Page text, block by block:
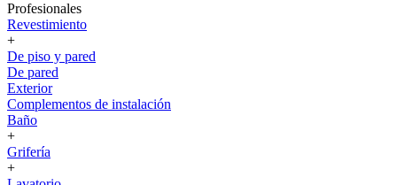
Profesionales
Revestimiento
+
De piso y pared
De pared
Exterior
Complementos de instalación
Baño
+
Grifería
+